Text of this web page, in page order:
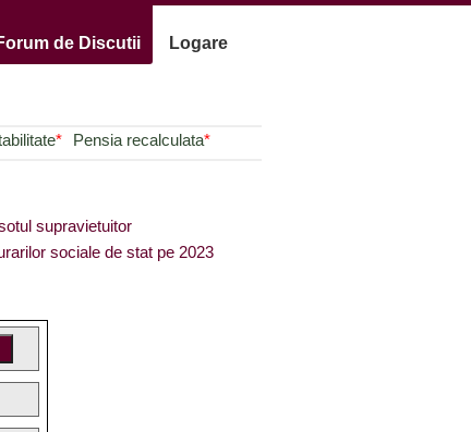
de Discutii Logare
* Pensia recalculata*
supravietuitor
sociale de stat pe 2023